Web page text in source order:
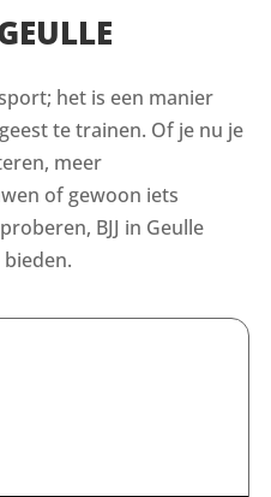
het is een manier
te trainen. Of je nu je
meer
of gewoon iets
BJJ in Geulle